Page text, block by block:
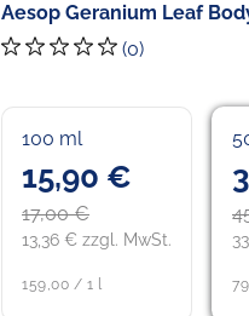
Aesop Geranium Leaf
(0)
100 ml
15,90 €
17,00 €
13,36 € zzgl. MwSt.
159,00 / 1 l